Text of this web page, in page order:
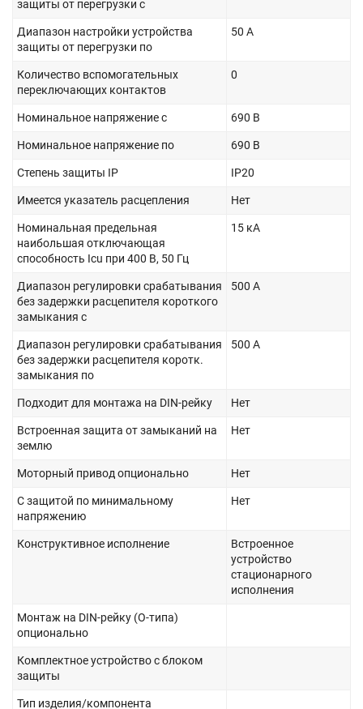
защиты от перегрузки с
Диапазон настройки устройства
защиты от перегрузки по
50 А
Количество вспомогательных
переключающих контактов
0
Номинальное напряжение с 690 В
Номинальное напряжение по 690 В
Степень защиты IP IP20
Имеется указатель расцепления Нет
Номинальная предельная
наибольшая отключающая
способность Icu при 400 В, 50 Гц
15 кА
Диапазон регулировки срабатывания
без задержки расцепителя короткого
замыкания с
500 А
Диапазон регулировки срабатывания
без задержки расцепителя коротк.
замыкания по
500 А
Подходит для монтажа на DIN-рейку Нет
Встроенная защита от замыканий на
землю
Нет
Моторный привод опционально Нет
С защитой по минимальному
напряжению
Нет
Конструктивное исполнение
Встроенное
устройство
стационарного
исполнения
Монтаж на DIN-рейку (O-типа)
опционально
Комплектное устройство с блоком
защиты
Тип изделия/компонента